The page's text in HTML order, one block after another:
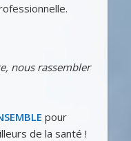
nous rassembler
pour
de la santé !